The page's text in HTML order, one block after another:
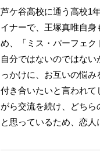
芦ケ谷高校に通う高校1
イナーで、王塚真唯自
め、「ミス・パーフェ
自分ではないのではな
っかけに、お互いの悩
付き合いたいと言われ
がら交流を続け、どち
と思っているため、恋人